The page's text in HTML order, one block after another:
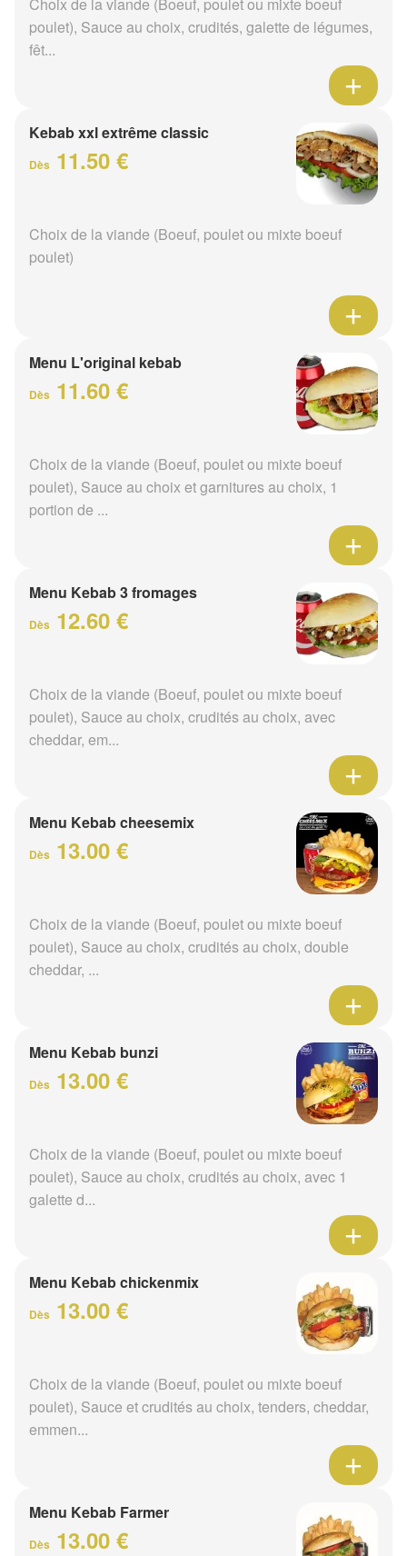
poulet), Sauce au choix, crudités, galette de légumes,
fêt...
Kebab xxl extrême classic
Dès 11.50 €
Choix de la viande (Boeuf, poulet ou mixte boeuf
poulet)
Menu L'original kebab
Dès 11.60 €
Choix de la viande (Boeuf, poulet ou mixte boeuf
poulet), Sauce au choix et garnitures au choix, 1
portion de ...
Menu Kebab 3 fromages
Dès 12.60 €
Choix de la viande (Boeuf, poulet ou mixte boeuf
poulet), Sauce au choix, crudités au choix, avec
cheddar, em...
Menu Kebab cheesemix
Dès 13.00 €
Choix de la viande (Boeuf, poulet ou mixte boeuf
poulet), Sauce au choix, crudités au choix, double
cheddar, ...
Menu Kebab bunzi
Dès 13.00 €
Choix de la viande (Boeuf, poulet ou mixte boeuf
poulet), Sauce au choix, crudités au choix, avec 1
galette d...
Menu Kebab chickenmix
Dès 13.00 €
Choix de la viande (Boeuf, poulet ou mixte boeuf
poulet), Sauce et crudités au choix, tenders, cheddar,
emmen...
Menu Kebab Farmer
Dès 13.00 €